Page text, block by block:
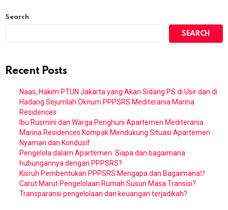
Search
SEARCH
Recent Posts
Naas, Hakim PTUN Jakarta yang Akan Sidang PS di Usir dan di
Hadang Sejumlah Oknum PPPSRS Mediterania Marina
Residences
Ibu Rusmini dan Warga Penghuni Apartemen Mediterania
Marina Residences Kompak Mendukung Situasi Apartemen
Nyaman dan Kondusif
Pengelola dalam Apartemen. Siapa dan bagaimana
hubungannya dengan PPPSRS?
Kisruh Pembentukan PPPSRS Mengapa dan Bagaimana⁉️
Carut Marut Pengelolaan Rumah Susun Masa Transisi?
Transparansi pengelolaan dan keuangan terjadikah?